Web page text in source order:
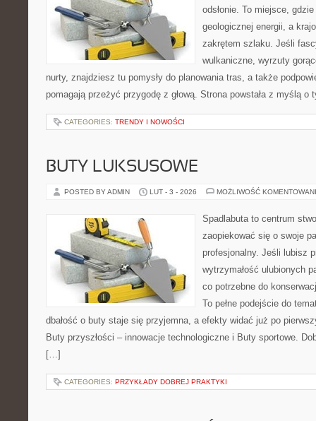
odsłonie. To miejsce,
geologicznej energii, a
zakrętem szlaku. Jeśli
wulkaniczne, wyrzuty
nurty, znajdziesz tu pomysły do planowania tras, a także
pomagają przeżyć przygodę z głową. Strona powstała z myślą
CATEGORIES: TRENDY I NOWOŚCI
BUTY LUKSUSOWE
POSTED BY ADMIN LUT - 3 - 2026 MOŻLIWOŚĆ
Spadlabuta to centrum
zaopiekować się o swoje
profesjonalny. Jeśli lubisz
wytrzymałość ulubionych
co potrzebne do
To pełne podejście do
dbałość o buty staje się przyjemna, a efekty widać już po
Buty przyszłości – innowacje technologiczne i Buty sportowe.
[…]
CATEGORIES: PRZYKŁADY DOBREJ PRAKTYKI